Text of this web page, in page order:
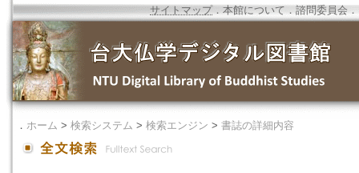
サイトマップ．本館について ． 諮問委員会 ．
． ホーム > 検索システム > 検索エンジン > 書誌の詳細内容